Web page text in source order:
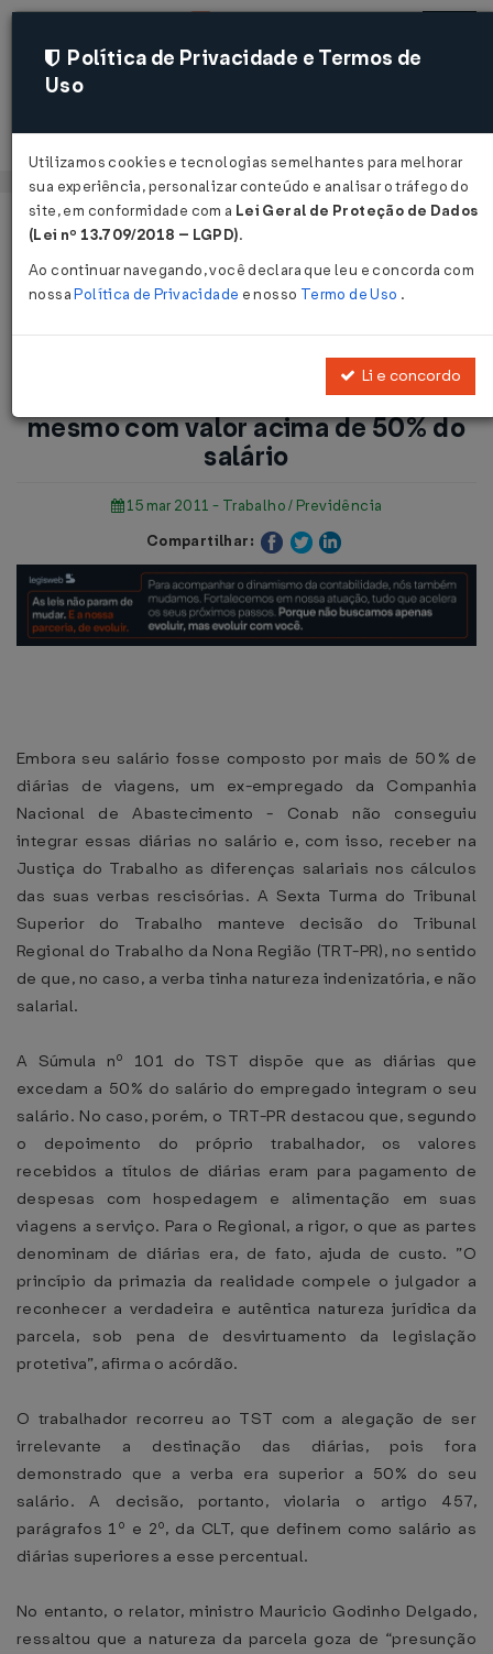
Acessar
Página Inicial
Notícias
50% do salário...
Voltar
Empregado não incorpora diárias
mesmo com valor acima de 50% do
salário
15 mar 2011 - Trabalho / Previdência
Compartilhar:
Embora seu salário fosse composto por mais de 50% de
diárias de viagens, um ex-empregado da Companhia
Nacional de Abastecimento - Conab não conseguiu
integrar essas diárias no salário e, com isso, receber na
Justiça do Trabalho as diferenças salariais nos cálculos
das suas verbas rescisórias. A Sexta Turma do Tribunal
Superior do Trabalho manteve decisão do Tribunal
Regional do Trabalho da Nona Região (TRT-PR), no sentido
de que, no caso, a verba tinha natureza indenizatória, e não
salarial.
A Súmula nº 101 do TST dispõe que as diárias que
excedam a 50% do salário do empregado integram o seu
salário. No caso, porém, o TRT-PR destacou que, segundo
o depoimento do próprio trabalhador, os valores
recebidos a títulos de diárias eram para pagamento de
despesas com hospedagem e alimentação em suas
viagens a serviço. Para o Regional, a rigor, o que as partes
denominam de diárias era, de fato, ajuda de custo. ”O
princípio da primazia da realidade compele o julgador a
reconhecer a verdadeira e autêntica natureza jurídica da
parcela, sob pena de desvirtuamento da legislação
protetiva”, afirma o acórdão.
O trabalhador recorreu ao TST com a alegação de ser
irrelevante a destinação das diárias, pois fora
demonstrado que a verba era superior a 50% do seu
salário. A decisão, portanto, violaria o artigo 457,
parágrafos 1º e 2º, da CLT, que definem como salário as
diárias superiores a esse percentual.
No entanto, o relator, ministro Mauricio Godinho Delgado,
ressaltou que a natureza da parcela goza de “presunção
Política de Privacidade e Termos de
Uso
Utilizamos cookies e tecnologias semelhantes para melhorar
sua experiência, personalizar conteúdo e analisar o tráfego do
site, em conformidade com a Lei Geral de Proteção de Dados
(Lei nº 13.709/2018 – LGPD).
Ao continuar navegando, você declara que leu e concorda com
nossaPolítica de Privacidade e nosso Termo de Uso .
Li e concordo